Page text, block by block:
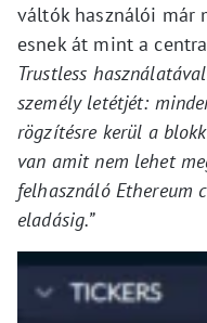
váltók használói már
esnek át mint a
Trustless
személy letétjét:
rögzítésre kerül a
van amit nem lehet
felhasználó Ethereum
eladásig.”